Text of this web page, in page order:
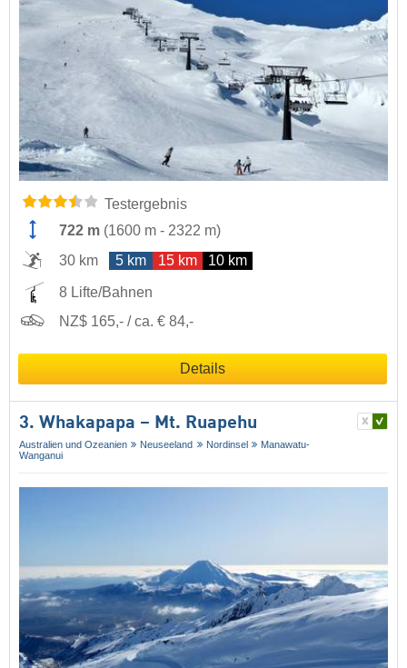
Testergebnis
722 m (1600 m - 2322 m)
30 km
5 km 15 km 10 km
8 Lifte/Bahnen
NZ$ 165,- / ca. € 84,-
Details
3. Whakapapa – Mt. Ruapehu
Australien und Ozeanien Neuseeland Nordinsel
Manawatu-
Wanganui